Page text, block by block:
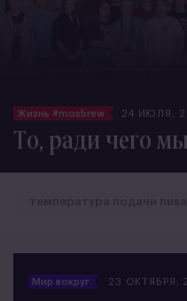
Жизнь #mosbrew 24 ИЮЛЯ,
То, ради чего
Мир вокруг 23 ОКТЯБРЯ,